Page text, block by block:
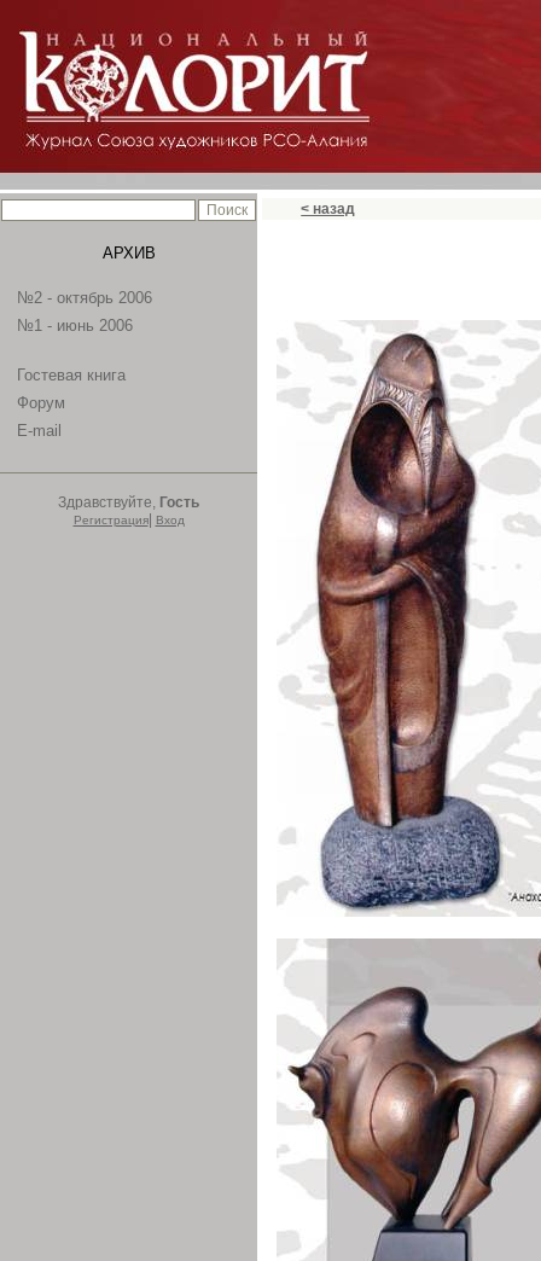
АРХИВ
№2 - октябрь 2006
№1 - июнь 2006
Гостевая книга
Форум
E-mail
Здравствуйте, Гость
Регистрация| Вход
< назад